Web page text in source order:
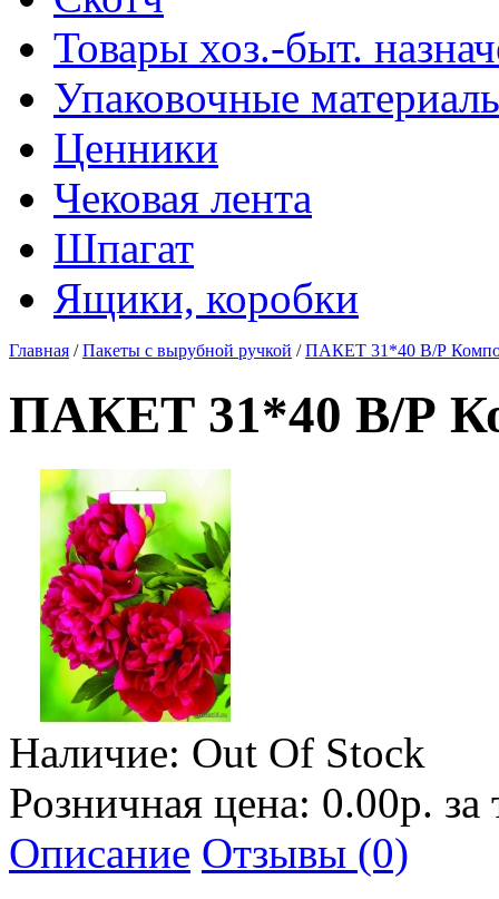
Товары хоз.-быт.
Упаковочные
Ценники
Чековая лента
Шпагат
Ящики, коробки
Главная /Пакеты с вырубной ручкой /ПАКЕТ 31*40 В/Р
ПАКЕТ 31*40 В/Р
Наличие: Out Of Stock
Розничная цена: 0.00р.
Описание Отзывы (0)